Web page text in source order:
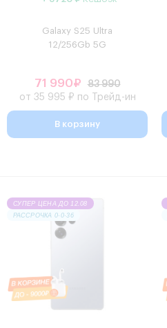
Galaxy S25 Ultra
12/256Gb 5G
71 990₽
83 990
от 35 995 ₽ по Трейд-ин
В корзину
СУПЕР ЦЕНА ДО 12.08
РАССРОЧКА 0·0·36